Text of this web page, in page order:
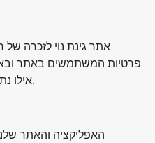
אתר גינת נוי לזכרה של
פרטיות המשתמשים באתר
אילו נתונים נאספים וכיצד הם משמשים.
האפליקציה והאתר